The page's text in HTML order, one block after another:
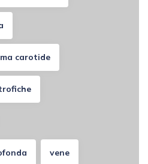
carotide
vene